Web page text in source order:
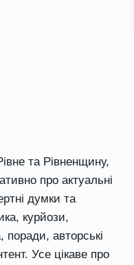
та Рівненщину,
про актуальні
думки та
курйози,
поради, авторські
Усе цікаве про